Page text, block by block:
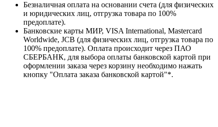
Безналичная оплата на основании счета (для физических
и юридических лиц, отгрузка товара по 100%
предоплате).
Банковские карты МИР, VISA International, Mastercard
Worldwide, JCB (для физических лиц, отгрузка товара по
100% предоплате). Оплата происходит через ПАО
СБЕРБАНК, для выбора оплаты банковской картой при
оформлении заказа через корзину необходимо нажать
кнопку "Оплата заказа банковской картой"*.